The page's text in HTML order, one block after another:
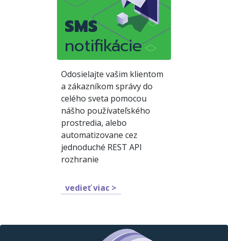
SMS
notifikácie
Odosielajte vašim klientom
a zákazníkom správy do
celého sveta pomocou
nášho používateľského
prostredia, alebo
automatizovane cez
jednoduché REST API
rozhranie
vedieť viac >